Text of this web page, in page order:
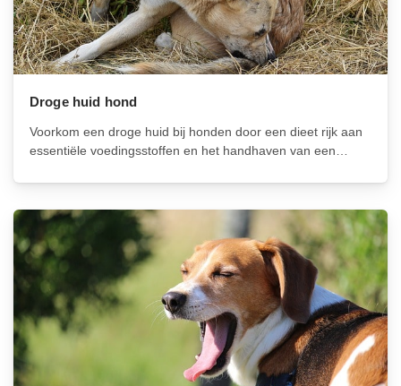
Droge huid hond
Voorkom een droge huid bij honden door een dieet rijk aan
essentiële voedingsstoffen en het handhaven van een
hydraterende verzorgingsproducten en raadpleeg
regelmatig een dierenarts voor controles en advies. Met
aandacht voor voeding, omgevingsfactoren...